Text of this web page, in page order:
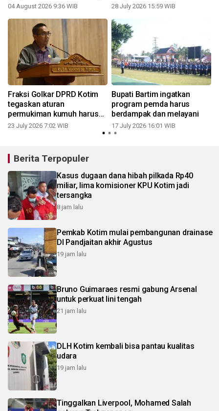
04 August 2026 9:36 WIB 28 July 2026 15:59 WIB
Fraksi Golkar DPRD Kotim
tegaskan aturan
permukiman kumuh harus
berdampak
23 July 2026 7:02 WIB
Bupati Bartim ingatkan
program pemda harus
berdampak dan melayani
17 July 2026 16:01 WIB
Berita Terpopuler
Kasus dugaan dana hibah pilkada Rp40
miliar, lima komisioner KPU Kotim jadi
tersangka
8 jam lalu
Pemkab Kotim mulai pembangunan drainase
DI Pandjaitan akhir Agustus
19 jam lalu
Bruno Guimaraes resmi gabung Arsenal
untuk perkuat lini tengah
21 jam lalu
DLH Kotim kembali bisa pantau kualitas
udara
19 jam lalu
Tinggalkan Liverpool, Mohamed Salah